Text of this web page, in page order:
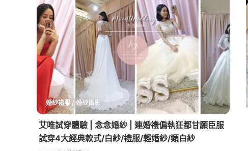
婚紗禮服 / 婚紗攝影
艾唯試穿體驗 | 念念婚紗 | 連婚禮偏執狂都甘願臣服
試穿4大經典款式/白紗/禮服/輕婚紗/類白紗